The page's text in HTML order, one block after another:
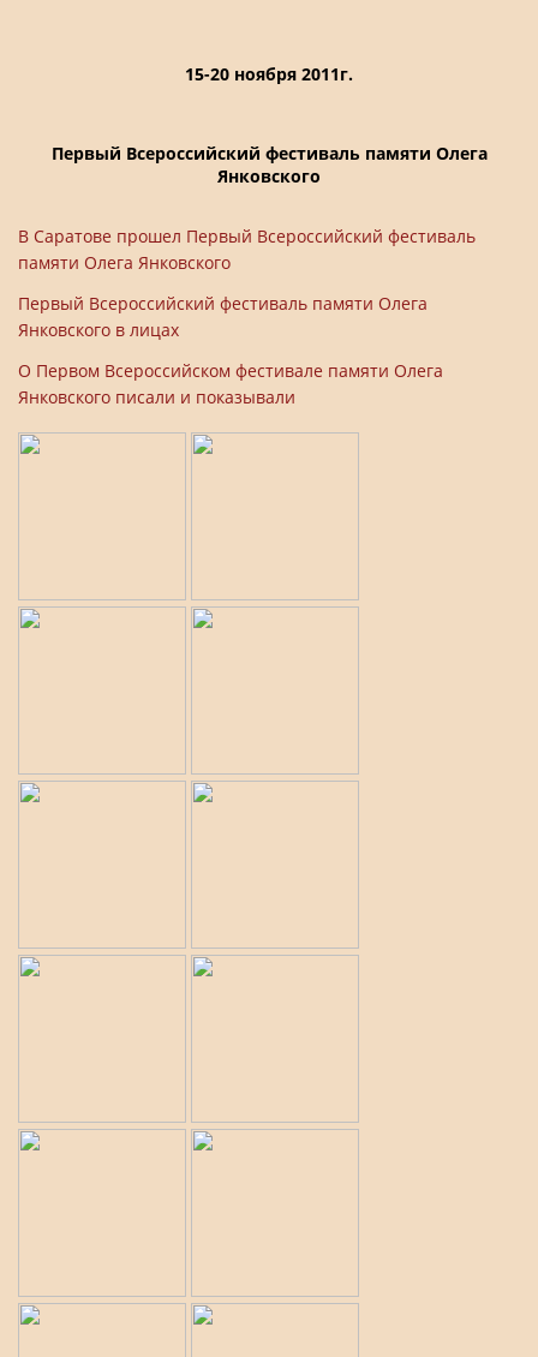
15-20 ноября 2011г.
Первый Всероссийский фестиваль памяти Олега
Янковского
В Саратове прошел Первый Всероссийский фестиваль
памяти Олега Янковского
Первый Всероссийский фестиваль памяти Олега
Янковского в лицах
О Первом Всероссийском фестивале памяти Олега
Янковского писали и показывали